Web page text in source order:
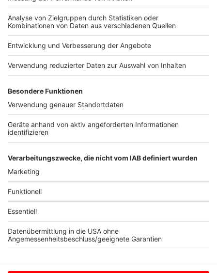
sicherer Betrieb möglich ist. Sie befürchten, dass es
vemehrt zu Corona-Ausbrüchen an Schulen kommt.
Auf der RADIO RST-Facebookseite bewerten die User
das unterschiedlich. Katharina aus Steinfurt schreibt:
eingeschult. Ich bin gespannt wie das die nächsten
sieht das anders. Sie schreibt: "Einige Eltern können
nicht noch länger zuhause bleiben. Einfach mal das
Beste draus machen und nicht immer nur meckern."
Und Michael aus Rheine postet: "Finde den Fehler.
Maskenpflicht in der Schule. Aber Partymacher sind
Anzeige